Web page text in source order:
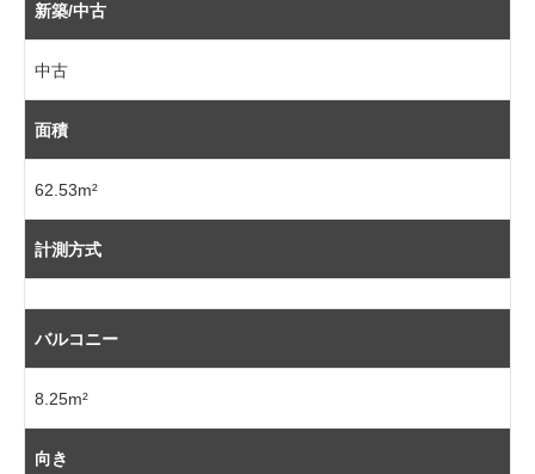
新築/中古
中古
面積
62.53m²
計測方式
バルコニー
8.25m²
向き